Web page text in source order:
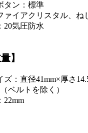
タン：標準
ァイアクリスタル、ね
20気圧防水
】
ズ：直径41mm×厚さ
ベルトを除く）
22mm